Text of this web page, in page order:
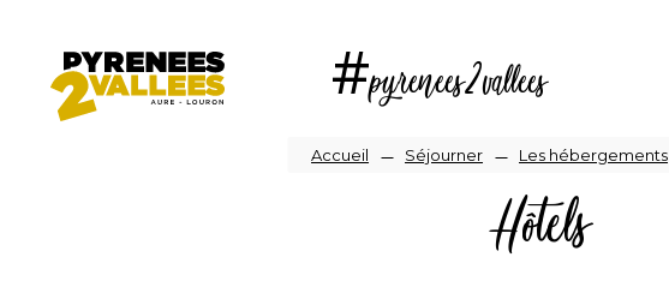
contenu
principal
#pyrenees2vallees
Fil
d'Ariane
Accueil Séjourner Les hébergements
Hôtels